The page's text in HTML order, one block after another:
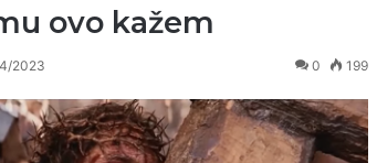
ovo kažem
2023 0 199